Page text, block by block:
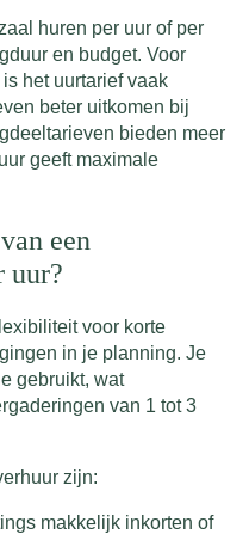
huren per uur of per
en budget. Voor
het uurtarief vaak
beter uitkomen bij
bieden meer
geeft maximale
een
uur?
voor korte
in je planning. Je
gebruikt, wat
van 1 tot 3
zijn:
makkelijk inkorten of